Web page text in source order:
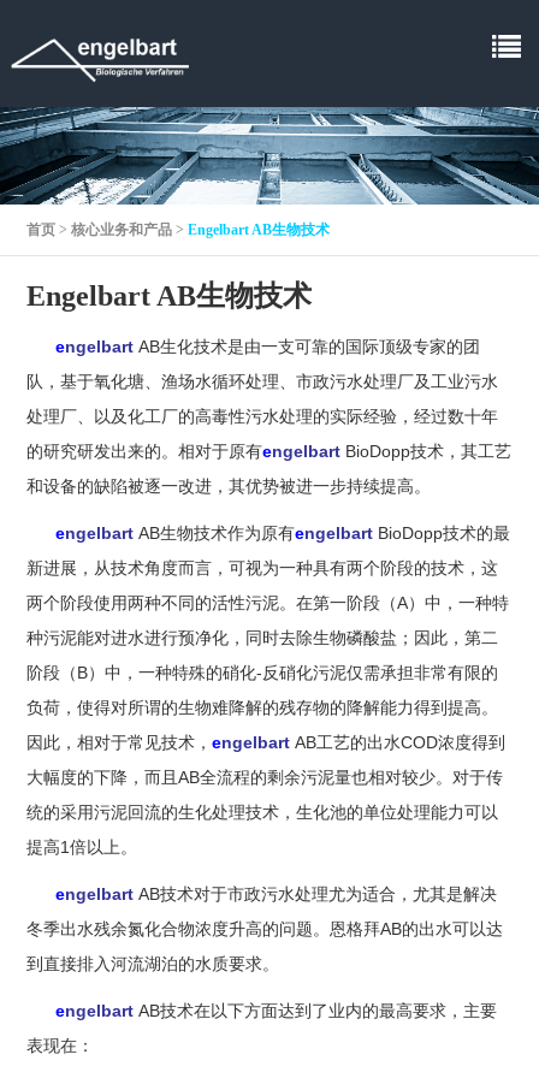
首页>核心业务和产品>Engelbart AB生物技术
Engelbart AB生物技术
engelbartAB生化技术是由一支可靠的国际顶级专家的团
队，基于氧化塘、渔场水循环处理、市政污水处理厂及工业污水
处理厂、以及化工厂的高毒性污水处理的实际经验，经过数十年
的研究研发出来的。相对于原有engelbart BioDopp技术，其工艺
和设备的缺陷被逐一改进，其优势被进一步持续提高。
engelbartAB生物技术作为原有engelbart BioDopp技术的最
新进展，从技术角度而言，可视为一种具有两个阶段的技术，这
两个阶段使用两种不同的活性污泥。在第一阶段（A）中，一种特
种污泥能对进水进行预净化，同时去除生物磷酸盐；因此，第二
阶段（B）中，一种特殊的硝化-反硝化污泥仅需承担非常有限的
负荷，使得对所谓的生物难降解的残存物的降解能力得到提高。
因此，相对于常见技术，engelbartAB工艺的出水COD浓度得到
大幅度的下降，而且AB全流程的剩余污泥量也相对较少。对于传
统的采用污泥回流的生化处理技术，生化池的单位处理能力可以
提高1倍以上。
engelbartAB技术对于市政污水处理尤为适合，尤其是解决
冬季出水残余氮化合物浓度升高的问题。恩格拜AB的出水可以达
到直接排入河流湖泊的水质要求。
engelbartAB技术在以下方面达到了业内的最高要求，主要
表现在：